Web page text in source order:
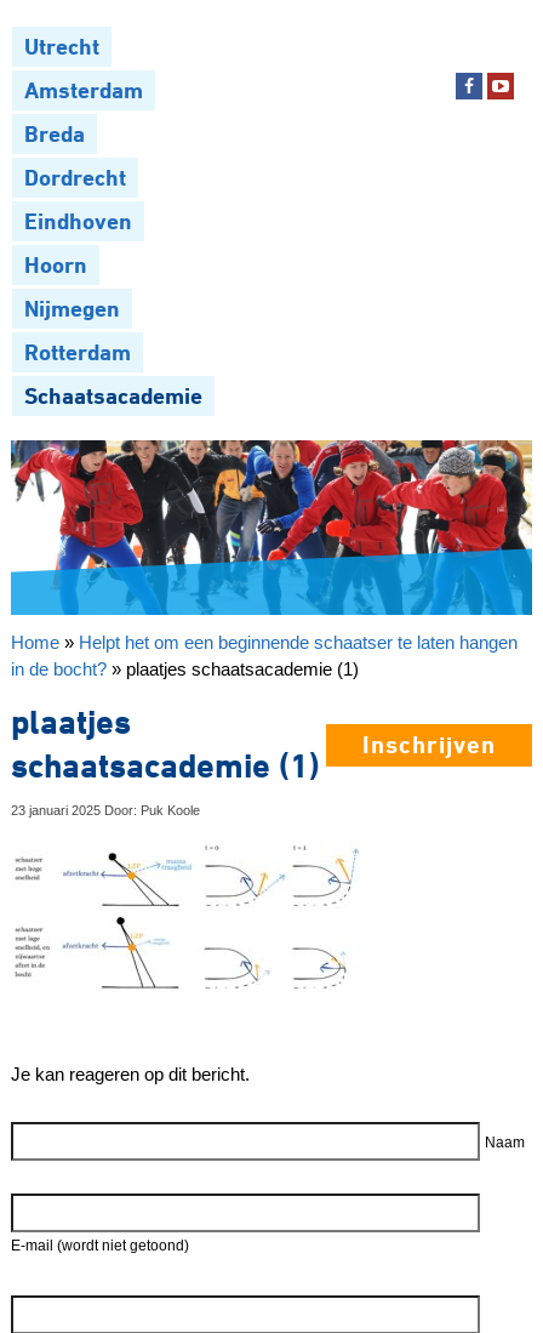
Utrecht
Amsterdam
Breda
Dordrecht
Eindhoven
Hoorn
Nijmegen
Rotterdam
Schaatsacademie
Home» Helpt het om een beginnende schaatser te laten hangen
in de bocht?» plaatjes schaatsacademie (1)
Inschrijven
plaatjes
schaatsacademie (1)
23 januari 2025 Door: Puk Koole
Je kan reageren op dit bericht.
Naam
E-mail (wordt niet getoond)